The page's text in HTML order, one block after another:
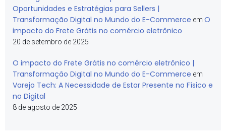
Oportunidades e Estratégias para Sellers |
Transformação Digital no Mundo do E-Commerce em O
impacto do Frete Grátis no comércio eletrônico
20 de setembro de 2025
O impacto do Frete Grátis no comércio eletrônico |
Transformação Digital no Mundo do E-Commerce em
Varejo Tech: A Necessidade de Estar Presente no Físico e
no Digital
8 de agosto de 2025